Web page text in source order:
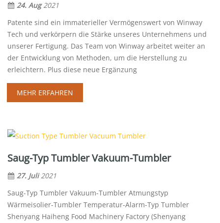
24. Aug 2021
Patente sind ein immaterieller Vermögenswert von Winway
Tech und verkörpern die Stärke unseres Unternehmens und
unserer Fertigung. Das Team von Winway arbeitet weiter an
der Entwicklung von Methoden, um die Herstellung zu
erleichtern. Plus diese neue Ergänzung
MEHR ERFAHREN
Saug-Typ Tumbler Vakuum-Tumbler
27. Juli 2021
Saug-Typ Tumbler Vakuum-Tumbler Atmungstyp
Wärmeisolier-Tumbler Temperatur-Alarm-Typ Tumbler
Shenyang Haiheng Food Machinery Factory (Shenyang